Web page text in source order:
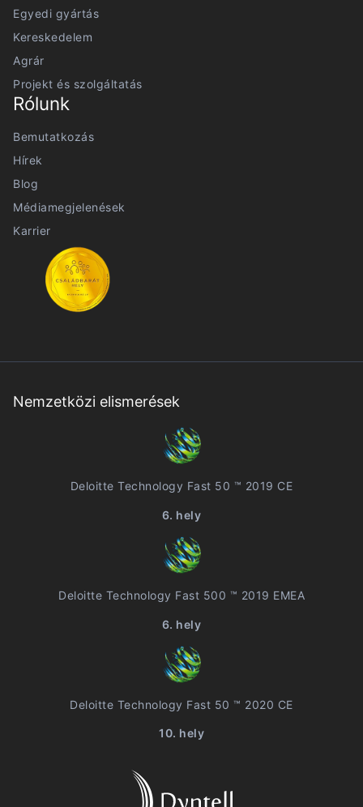
Egyedi gyártás
Kereskedelem
Agrár
Projekt és szolgáltatás
Rólunk
Bemutatkozás
Hírek
Blog
Médiamegjelenések
Karrier
Nemzetközi elismerések
Deloitte Technology Fast 50 ™ 2019 CE
6. hely
Deloitte Technology Fast 500 ™ 2019 EMEA
6. hely
Deloitte Technology Fast 50 ™ 2020 CE
10. hely